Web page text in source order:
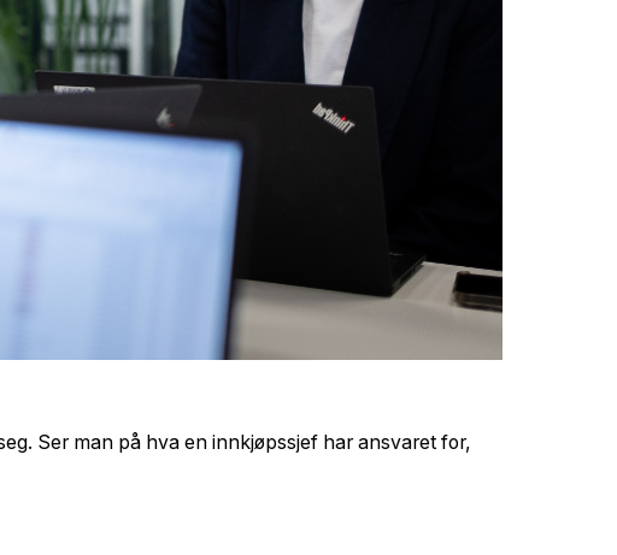
Ser man på hva en innkjøpssjef har ansvaret for,